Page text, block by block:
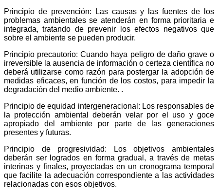
Principio de prevención: Las causas y las fuentes de los
problemas ambientales se atenderán en forma prioritaria e
integrada, tratando de prevenir los efectos negativos que
sobre el ambiente se pueden producir.
Principio precautorio: Cuando haya peligro de daño grave o
irreversible la ausencia de información o certeza científica no
deberá utilizarse como razón para postergar la adopción de
medidas eficaces, en función de los costos, para impedir la
degradación del medio ambiente. .
Principio de equidad intergeneracional: Los responsables de
la protección ambiental deberán velar por el uso y goce
apropiado del ambiente por parte de las generaciones
presentes y futuras.
Principio de progresividad: Los objetivos ambientales
deberán ser logrados en forma gradual, a través de metas
interinas y finales, proyectadas en un cronograma temporal
que facilite la adecuación correspondiente a las actividades
relacionadas con esos objetivos.